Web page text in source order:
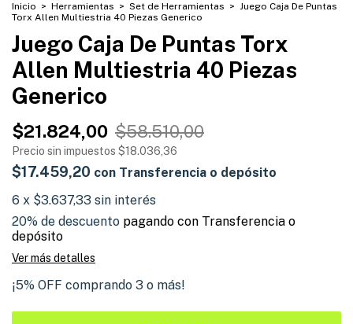
Inicio > Herramientas > Set de Herramientas > Juego Caja De Puntas
Torx Allen Multiestria 40 Piezas Generico
Juego Caja De Puntas Torx
Allen Multiestria 40 Piezas
Generico
$21.824,00 $58.510,00
Precio sin impuestos $18.036,36
$17.459,20 con Transferencia o depósito
6 x $3.637,33 sin interés
20% de descuento pagando con Transferencia o
depósito
Ver más detalles
¡5% OFF comprando 3 o más!